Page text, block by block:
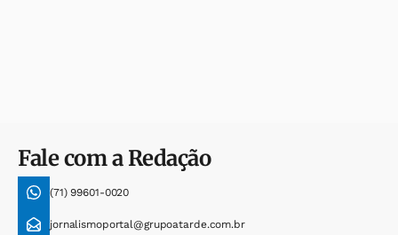
Fale com a Redação
(71) 99601-0020
jornalismoportal@grupoatarde.com.br